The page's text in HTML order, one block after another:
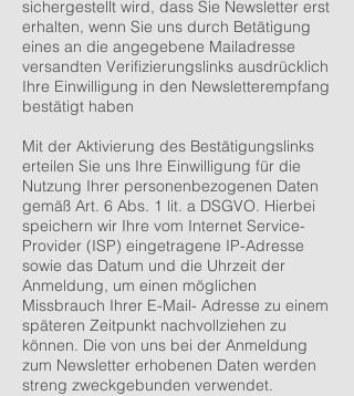
sichergestellt wird, dass Sie Newsletter erst
erhalten, wenn Sie uns durch Betätigung
eines an die angegebene Mailadresse
versandten Verifizierungslinks ausdrücklich
Ihre Einwilligung in den Newsletterempfang
bestätigt haben
Mit der Aktivierung des Bestätigungslinks
erteilen Sie uns Ihre Einwilligung für die
Nutzung Ihrer personenbezogenen Daten
gemäß Art. 6 Abs. 1 lit. a DSGVO. Hierbei
speichern wir Ihre vom Internet Service-
Provider (ISP) eingetragene IP-Adresse
sowie das Datum und die Uhrzeit der
Anmeldung, um einen möglichen
Missbrauch Ihrer E-Mail- Adresse zu einem
späteren Zeitpunkt nachvollziehen zu
können. Die von uns bei der Anmeldung
zum Newsletter erhobenen Daten werden
streng zweckgebunden verwendet.